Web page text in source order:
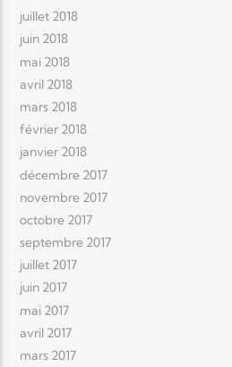
juillet 2018
juin 2018
mai 2018
avril 2018
mars 2018
février 2018
janvier 2018
décembre 2017
novembre 2017
octobre 2017
septembre 2017
juillet 2017
juin 2017
mai 2017
avril 2017
mars 2017